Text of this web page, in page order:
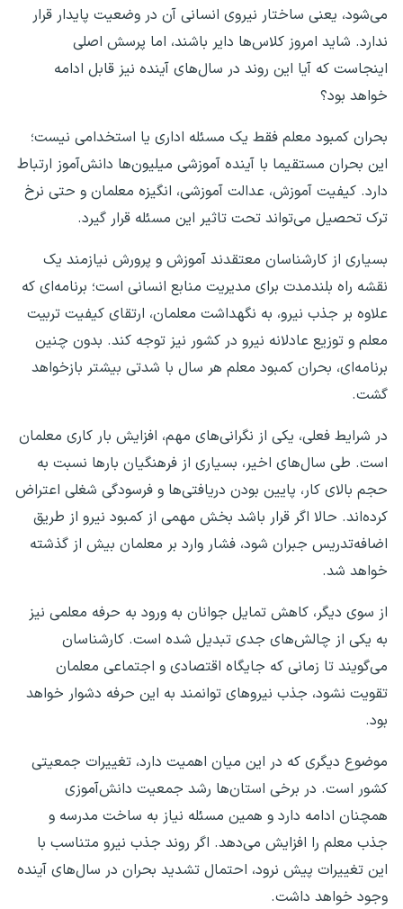
می‌شود، یعنی ساختار نیروی انسانی آن در وضعیت پایدار قرار
ندارد. شاید امروز کلاس‌ها دایر باشند، اما پرسش اصلی
اینجاست که آیا این روند در سال‌های آینده نیز قابل ادامه
خواهد بود؟
بحران کمبود معلم فقط یک مسئله اداری یا استخدامی نیست؛
این بحران مستقیما با آینده آموزشی میلیون‌ها دانش‌آموز ارتباط
دارد. کیفیت آموزش، عدالت آموزشی، انگیزه معلمان و حتی نرخ
ترک تحصیل می‌تواند تحت تاثیر این مسئله قرار گیرد.
بسیاری از کارشناسان معتقدند آموزش و پرورش نیازمند یک
نقشه راه بلندمدت برای مدیریت منابع انسانی است؛ برنامه‌ای که
علاوه بر جذب نیرو، به نگهداشت معلمان، ارتقای کیفیت تربیت
معلم و توزیع عادلانه نیرو در کشور نیز توجه کند. بدون چنین
برنامه‌ای، بحران کمبود معلم هر سال با شدتی بیشتر بازخواهد
گشت.
در شرایط فعلی، یکی از نگرانی‌های مهم، افزایش بار کاری معلمان
است. طی سال‌های اخیر، بسیاری از فرهنگیان بار‌ها نسبت به
حجم بالای کار، پایین بودن دریافتی‌ها و فرسودگی شغلی اعتراض
کرده‌اند. حالا اگر قرار باشد بخش مهمی از کمبود نیرو از طریق
اضافه‌تدریس جبران شود، فشار وارد بر معلمان بیش از گذشته
خواهد شد.
از سوی دیگر، کاهش تمایل جوانان به ورود به حرفه معلمی نیز
به یکی از چالش‌های جدی تبدیل شده است. کارشناسان
می‌گویند تا زمانی که جایگاه اقتصادی و اجتماعی معلمان
تقویت نشود، جذب نیرو‌های توانمند به این حرفه دشوار خواهد
بود.
موضوع دیگری که در این میان اهمیت دارد، تغییرات جمعیتی
کشور است. در برخی استان‌ها رشد جمعیت دانش‌آموزی
همچنان ادامه دارد و همین مسئله نیاز به ساخت مدرسه و
جذب معلم را افزایش می‌دهد. اگر روند جذب نیرو متناسب با
این تغییرات پیش نرود، احتمال تشدید بحران در سال‌های آینده
وجود خواهد داشت.